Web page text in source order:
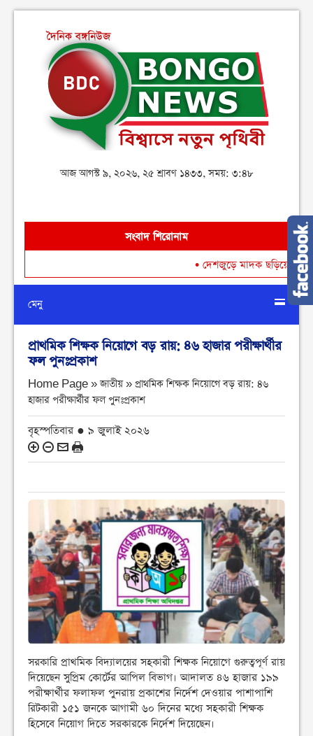
আজ আগস্ট ৯, ২০২৬, ২৫ শ্রাবণ ১৪৩৩, সময়: ৩:৪৮
সংবাদ শিরোনাম
দেশজুড়ে মাদক ছড়িয়ে পড়া রোধে
মেনু
প্রাথমিক শিক্ষক নিয়োগে বড় রায়: ৪৬ হাজার পরীক্ষার্থীর
ফল পুনঃপ্রকাশ
Home Page » জাতীয় » প্রাথমিক শিক্ষক নিয়োগে বড় রায়: ৪৬
হাজার পরীক্ষার্থীর ফল পুনঃপ্রকাশ
বৃহস্পতিবার ● ৯ জুলাই ২০২৬
সরকারি প্রাথমিক বিদ্যালয়ের সহকারী শিক্ষক নিয়োগে গুরুত্বপূর্ণ রায়
দিয়েছেন সুপ্রিম কোর্টের আপিল বিভাগ। আদালত ৪৬ হাজার ১৯৯
পরীক্ষার্থীর ফলাফল পুনরায় প্রকাশের নির্দেশ দেওয়ার পাশাপাশি
রিটকারী ১৫১ জনকে আগামী ৬০ দিনের মধ্যে সহকারী শিক্ষক
হিসেবে নিয়োগ দিতে সরকারকে নির্দেশ দিয়েছেন।